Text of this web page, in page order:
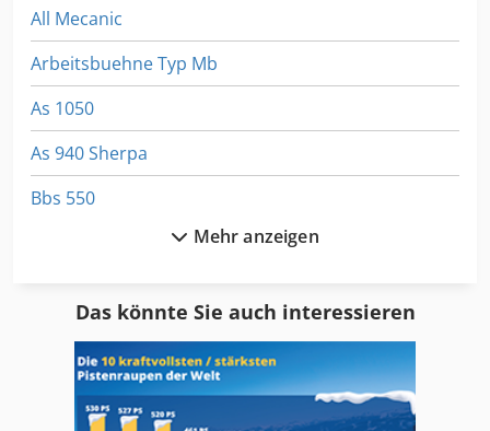
All Mecanic
Arbeitsbuehne Typ Mb
As 1050
As 940 Sherpa
Bbs 550
Dws 200
Mehr anzeigen
Das könnte Sie auch interessieren